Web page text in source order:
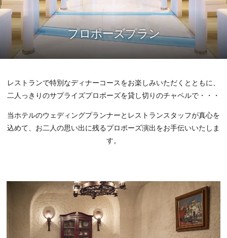
プロポーズプラン
レストランで特別なディナーコースをお楽しみいただくとともに、
二人っきりのサプライズプロポーズを貸し切りのチャペルで・・・
当ホテルのウェディングプランナーとレストランスタッフが真心を
込めて、お二人の思い出に残るプロポーズ演出をお手伝いいたしま
す。